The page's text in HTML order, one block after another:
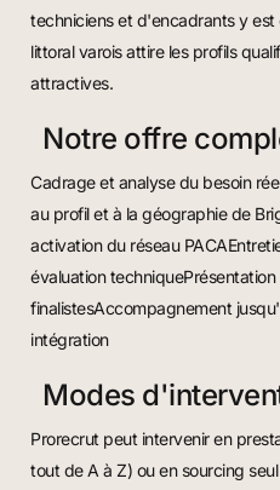
techniciens et d'encadrants y
littoral varois attire les profils
attractives.
Notre offre
Cadrage et analyse du besoin
au profil et à la géographie de
activation du réseau
évaluation
finalistesAccompagnement
intégration
Modes
Prorecrut peut intervenir en
tout de A à Z) ou en sourcing